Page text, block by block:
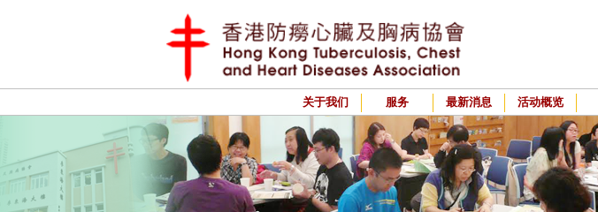
关于我们 服务 最新消息 活动概览